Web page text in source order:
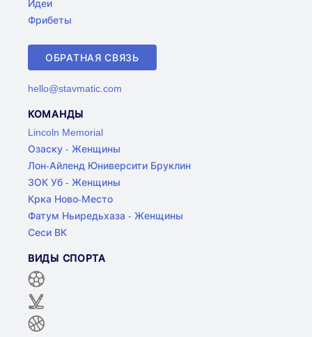
Идеи
Фрибеты
ОБРАТНАЯ СВЯЗЬ
hello@stavmatic.com
КОМАНДЫ
Lincoln Memorial
Озаску - Женщины
Лон-Айленд Юниверсити Бруклин
ЗОК Уб - Женщины
Крка Ново-Место
Фатум Ньиредьхаза - Женщины
Сеси ВК
ВИДЫ СПОРТА